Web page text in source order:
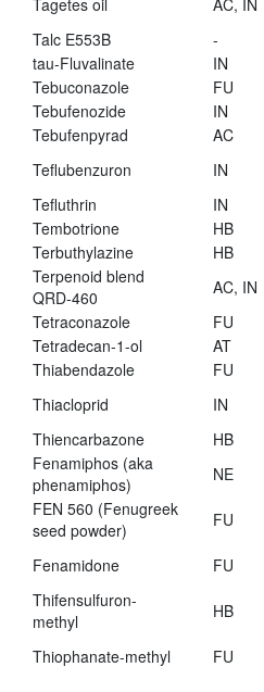
Tagetes oil AC, IN
Talc E553B
-
tau-Fluvalinate
IN
Tebuconazole
FU
Tebufenozide
IN
Tebufenpyrad
AC
Teflubenzuron
IN
Tefluthrin
IN
Tembotrione
HB
Terbuthylazine
HB
Terpenoid blend
QRD-460
AC, IN
Tetraconazole
FU
Tetradecan-1-ol
AT
Thiabendazole
FU
Thiacloprid
IN
Thiencarbazone
HB
Fenamiphos (aka
phenamiphos)
NE
FEN 560 (Fenugreek
seed powder)
FU
Fenamidone FU
Thifensulfuron-
methyl
HB
Thiophanate-methyl FU